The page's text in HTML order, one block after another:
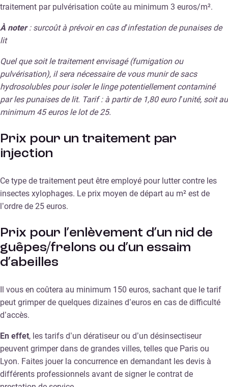
traitement par pulvérisation coûte au minimum 3 euros/m².
À noter: surcoût à prévoir en cas d’infestation de punaises de
lit
Quel que soit le traitement envisagé (fumigation ou
pulvérisation), il sera nécessaire de vous munir de sacs
hydrosolubles pour isoler le linge potentiellement contaminé
par les punaises de lit. Tarif : à partir de 1,80 euro l’unité, soit au
minimum 45 euros le lot de 25.
Prix pour un traitement par
injection
Ce type de traitement peut être employé pour lutter contre les
insectes xylophages. Le prix moyen de départ au m² est de
l’ordre de 25 euros.
Prix pour l’enlèvement d’un nid de
guêpes/frelons ou d’un essaim
d’abeilles
Il vous en coûtera au minimum 150 euros, sachant que le tarif
peut grimper de quelques dizaines d’euros en cas de difficulté
d’accès.
En effet, les tarifs d’un dératiseur ou d’un désinsectiseur
peuvent grimper dans de grandes villes, telles que Paris ou
Lyon. Faites jouer la concurrence en demandant les devis à
différents professionnels avant de signer le contrat de